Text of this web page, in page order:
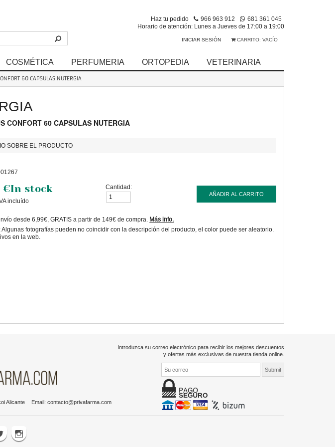
Haz tu pedido 966 963 912
681 361 045
Horario de atención: Lunes a Jueves de 17:00 a 19:00
CARRITO: VACÍO
INICIAR SESIÓN
COSMÉTICA PERFUMERIA ORTOPEDIA VETERINARIA
60 CAPSULAS NUTERGIA
CONFORT 60 CAPSULAS NUTERGIA
SOBRE EL PRODUCTO
€In stock
incluído
Cantidad:
AÑADIR AL CARRITO
desde 6,99€, GRATIS a partir de 149€ de compra. Más info.
Algunas fotografías pueden no coincidir con la descripción del producto, el color puede ser aleatorio.
en la web.
Introduzca su correo electrónico para recibir los mejores descuentos
y ofertas más exclusivas de nuestra tienda online.
Alicante Email: contacto@privafarma.com